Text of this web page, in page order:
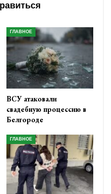
ГЛАВНОЕ
ВСУ атаковали
свадебную процессию в
Белгороде
ГЛАВНОЕ